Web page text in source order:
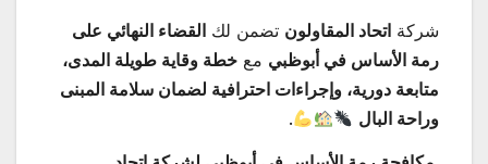
شركة اتحاد المقاولون تضمن لك القضاء النهائي على
رمة الأساس في أبوظبي مع خطة وقاية طويلة المدى،
متابعة دورية، وإجراءات احترافية لضمان سلامة المبنى
وراحة البال
.